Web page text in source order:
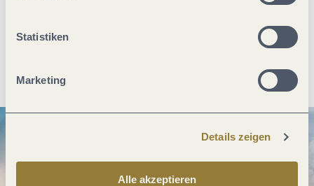
Statistiken
Marketing
Details zeigen
Alle akzeptieren